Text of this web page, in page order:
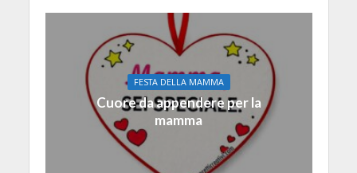
FESTA DELLA MAMMA
Cuore da appendere per la
mamma